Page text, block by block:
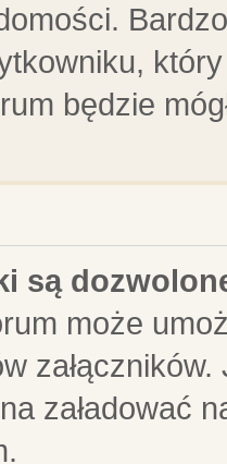
będzie
są
może
załadować